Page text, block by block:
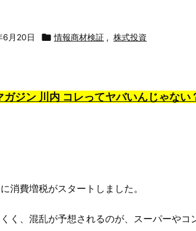
6月20日  情報商材検証 , 株式投資
ジン 川内 コレってヤバいんじゃない
消費増税がスタートしました。
く、混乱が予想されるのが、スーパーやコ